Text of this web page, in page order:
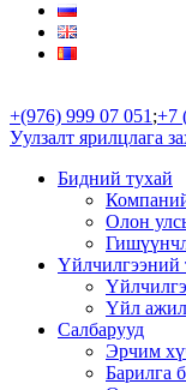
+(976) 999 07 051 ;+7
Уулзалт ярилцлага
Бидний тухай
Олон
Үйлчилгээний
Үйл
Салбарууд
Эрчим
Барилга